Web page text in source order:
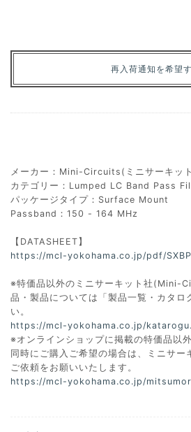
再入荷通知を希望
メーカー：Mini-Circuits(ミニサーキッ
カテゴリー：Lumped LC Band Pass
パッケージタイプ：Surface Mount
Passband：150 - 164 MHz
【DATASHEET】
https://mcl-yokohama.co.jp/pdf/
※特価品以外のミニサーキット社(Mini-
品・製品については「製品一覧・カタロ
い。
https://mcl-yokohama.co.jp/
※オンラインショップに掲載の特価品以
同時にご購入ご希望の場合は、ミニサー
ご依頼をお願いいたします。
https://mcl-yokohama.co.jp/